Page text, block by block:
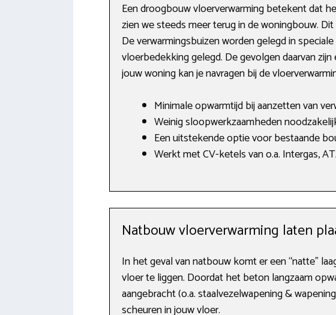
Een droogbouw vloerverwarming betekent dat
zien we steeds meer terug in de woningbouw.
De verwarmingsbuizen worden gelegd in
vloerbedekking gelegd. De gevolgen daarvan
jouw woning kan je navragen bij de
Minimale opwarmtijd bij aanzetten van
Weinig sloopwerkzaamheden
Een uitstekende optie voor bestaande
Werkt met CV-ketels van o.a. Intergas,
Natbouw vloerverwarming laten
In het geval van natbouw komt er een “natte”
vloer te liggen. Doordat het beton langzaam
aangebracht (o.a. staalvezelwapening &
scheuren in jouw vloer.